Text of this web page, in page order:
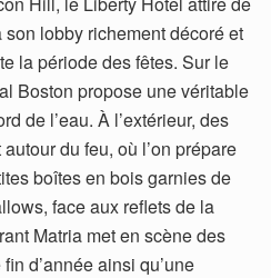
lobby richement décoré et
la période des fêtes. Sur le
Boston propose une véritable
de l’eau. À l’extérieur, des
du feu, où l’on prépare
boîtes en bois garnies de
face aux reflets de la
Matria met en scène des
d’année ainsi qu’une